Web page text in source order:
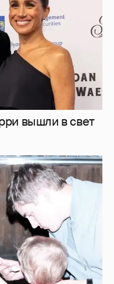
Наталья с
яхте